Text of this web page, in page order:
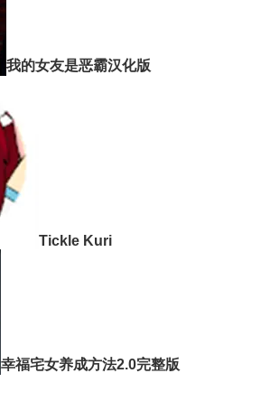
我的女友是恶霸汉化版
Tickle Kuri
幸福宅女养成方法2.0完整版